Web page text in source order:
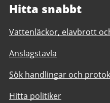
Hitta snabbt
Vattenläckor, elavbrott
Anslagstavla
Sök handlingar och
Hitta politiker